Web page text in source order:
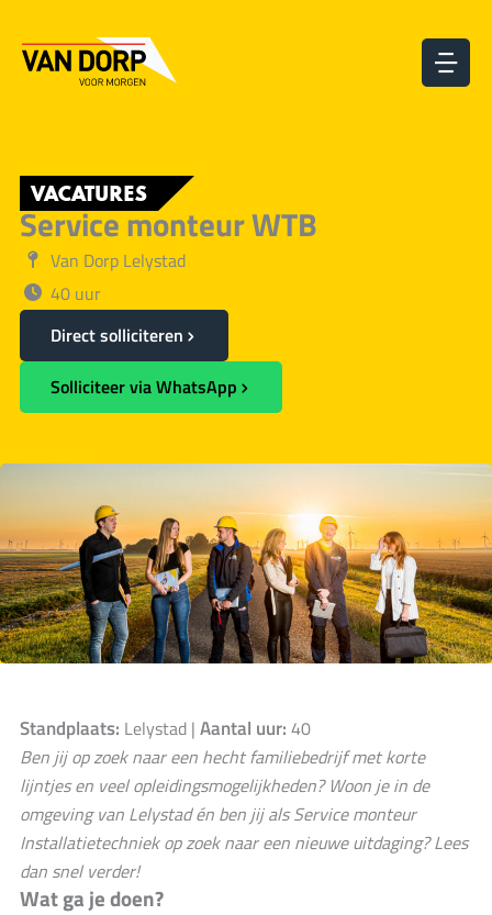
naar
VACATURES
Service monteur WTB
Van Dorp Lelystad
40 uur
Direct solliciteren
Solliciteer via WhatsApp
Standplaats: Lelystad | Aantal uur: 40
Ben jij op zoek naar een hecht familiebedrijf met korte
lijntjes en veel opleidingsmogelijkheden? Woon je in de
omgeving van Lelystad én ben jij als Service monteur
Installatietechniek op zoek naar een nieuwe uitdaging? Lees
dan snel verder!
Wat ga je doen?